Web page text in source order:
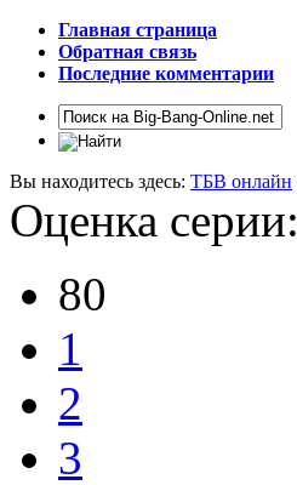
Главная страница
Обратная связь
Последние комментарии
Вы находитесь здесь: ТБВ онлайн
Оценка серии:
80
1
2
3